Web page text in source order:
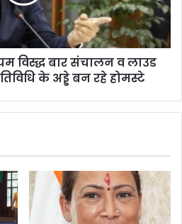
विस्द्ध बार संचालन व लाउड
के अड्डे बन रहे होमस्टे